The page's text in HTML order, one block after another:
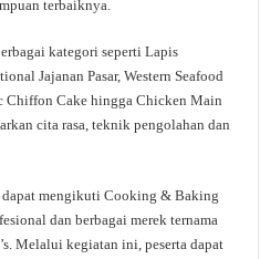
terbaiknya.
kategori seperti Lapis
Jajanan Pasar, Western Seafood
Chiffon Cake hingga Chicken Main
cita rasa, teknik pengolahan dan
mengikuti Cooking & Baking
dan berbagai merek ternama
Melalui kegiatan ini, peserta dapat